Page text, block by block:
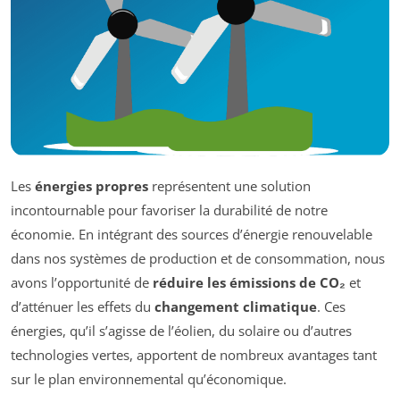
Les énergies propres représentent une solution
incontournable pour favoriser la durabilité de notre
économie. En intégrant des sources d’énergie renouvelable
dans nos systèmes de production et de consommation, nous
avons l’opportunité de réduire les émissions de CO₂ et
d’atténuer les effets du changement climatique. Ces
énergies, qu’il s’agisse de l’éolien, du solaire ou d’autres
technologies vertes, apportent de nombreux avantages tant
sur le plan environnemental qu’économique.